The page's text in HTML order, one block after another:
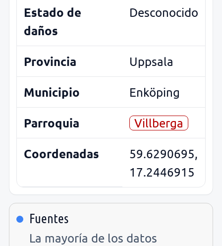
Estado de
daños
Desconocido
Provincia Uppsala
Municipio Enköping
Parroquia Villberga
Coordenadas
59.6290695,
17.2446915
Fuentes
La mayoría de los datos